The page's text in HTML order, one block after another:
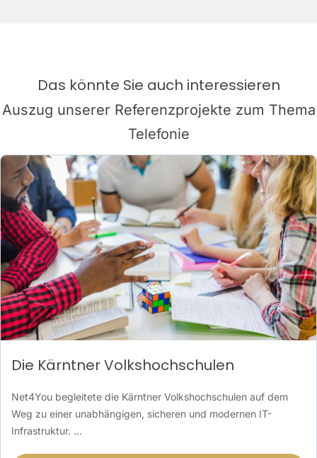
Das könnte Sie auch interessieren
Auszug unserer Referenzprojekte zum Thema
Telefonie
Die Kärntner Volkshochschulen
Net4You begleitete die Kärntner Volkshochschulen auf dem
Weg zu einer unabhängigen, sicheren und modernen IT-
Infrastruktur. ...